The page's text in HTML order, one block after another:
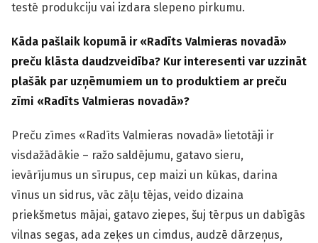
testē produkciju vai izdara slepeno pirkumu.
Kāda pašlaik kopumā ir «Radīts Valmieras novadā»
preču klāsta daudzveidība? Kur interesenti var uzzināt
plašāk par uzņēmumiem un to produktiem ar preču
zīmi «Radīts Valmieras novadā»?
Preču zīmes «Radīts Valmieras novadā» lietotāji ir
visdažādākie – ražo saldējumu, gatavo sieru,
ievārījumus un sīrupus, cep maizi un kūkas, darina
vīnus un sidrus, vāc zāļu tējas, veido dizaina
priekšmetus mājai, gatavo ziepes, šuj tērpus un dabīgās
vilnas segas, ada zeķes un cimdus, audzē dārzeņus,